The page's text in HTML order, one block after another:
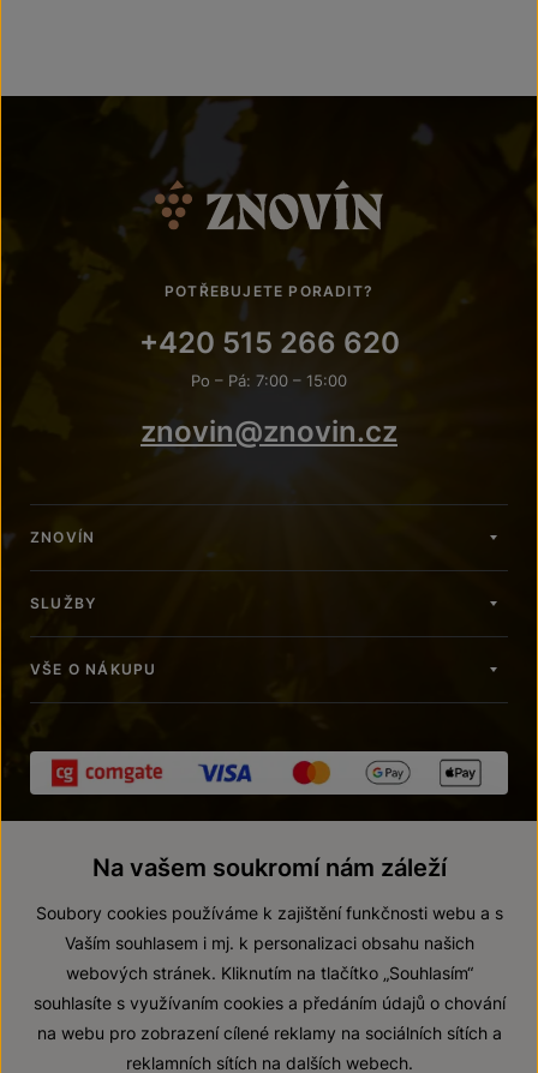
POTŘEBUJETE PORADIT?
+420 515 266 620
Po – Pá: 7:00 – 15:00
znovin@znovin.cz
ZNOVÍN
SLUŽBY
VŠE O NÁKUPU
© 2026 ZNOVÍN ZNOJMO, a. s.
Prohlášení o přístupnosti
Na vašem soukromí nám záleží
Soubory cookies používáme k zajištění funkčnosti webu a s
Vaším souhlasem i mj. k personalizaci obsahu našich
webových stránek. Kliknutím na tlačítko „Souhlasím“
souhlasíte s využívaním cookies a předáním údajů o chování
na webu pro zobrazení cílené reklamy na sociálních sítích a
reklamních sítích na dalších webech.